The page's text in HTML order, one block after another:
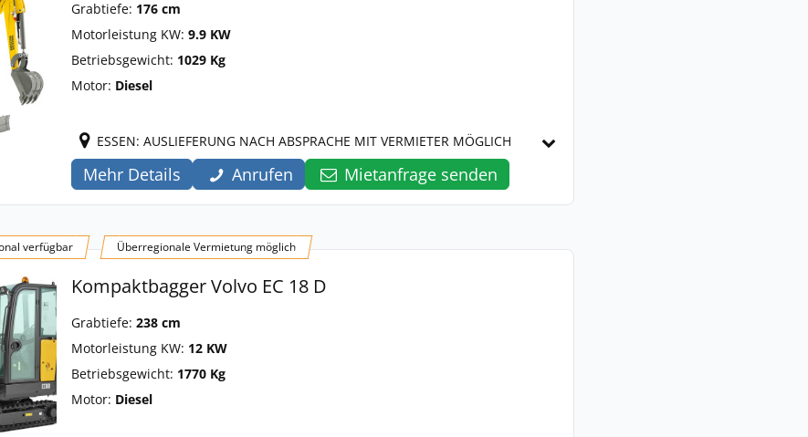
Grabtiefe: 176 cm
Motorleistung KW: 9.9 KW
Betriebsgewicht: 1029 Kg
Motor: Diesel
ESSEN: AUSLIEFERUNG NACH ABSPRACHE MIT VERMIETER MÖGLICH
Mehr Details Anrufen Mietanfrage senden
verfügbar Überregionale Vermietung möglich
Kompaktbagger Volvo EC 18 D
Grabtiefe: 238 cm
Motorleistung KW: 12 KW
Betriebsgewicht: 1770 Kg
Motor: Diesel